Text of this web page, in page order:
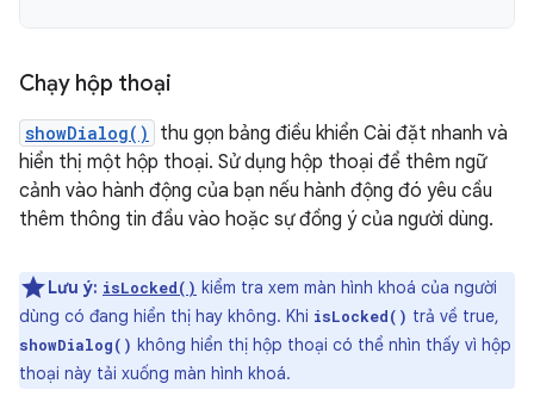
Chạy hộp thoại
showDialog()
thu gọn bảng điều khiển Cài đặt nhanh và
hiển thị một hộp thoại. Sử dụng hộp thoại để thêm ngữ
cảnh vào hành động của bạn nếu hành động đó yêu cầu
thêm thông tin đầu vào hoặc sự đồng ý của người dùng.
Lưu ý: isLocked() kiểm tra xem màn hình khoá của người
dùng có đang hiển thị hay không. Khi isLocked() trả về true,
showDialog() không hiển thị hộp thoại có thể nhìn thấy vì hộp
thoại này tải xuống màn hình khoá.